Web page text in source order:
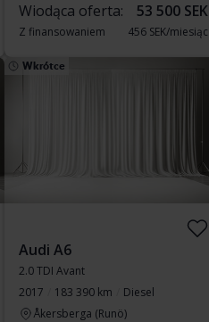
Wiodąca oferta: 53 500 SEK
Z finansowaniem 456 SEK/miesiąc
Wkrótce
Audi A6
2.0 TDI Avant
2017
183 390 km
Diesel
Åkersberga (Runö)